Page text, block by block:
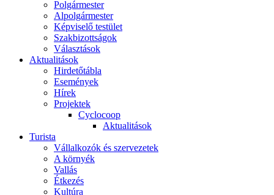
Polgármester
Alpolgármester
Képviselő testület
Szakbizottságok
Választások
Aktualitások
Hirdetőtábla
Események
Hírek
Projektek
Cyclocoop
Aktualitások
Turista
Vállalkozók és szervezetek
A környék
Vallás
Étkezés
Kultúra